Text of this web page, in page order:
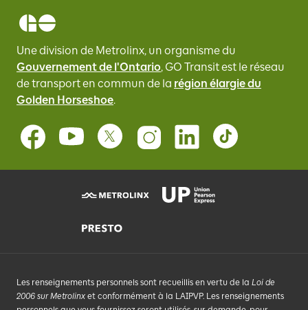
Une division de Metrolinx, un organisme du
Gouvernement de l'Ontario, GO Transitest le réseau
de transport en commun de la région élargie du
Golden Horseshoe.
Les renseignements personnels sont recueillis en vertu de la Loi de
2006 sur Metrolinx et conformément à la LAIPVP. Les renseignements